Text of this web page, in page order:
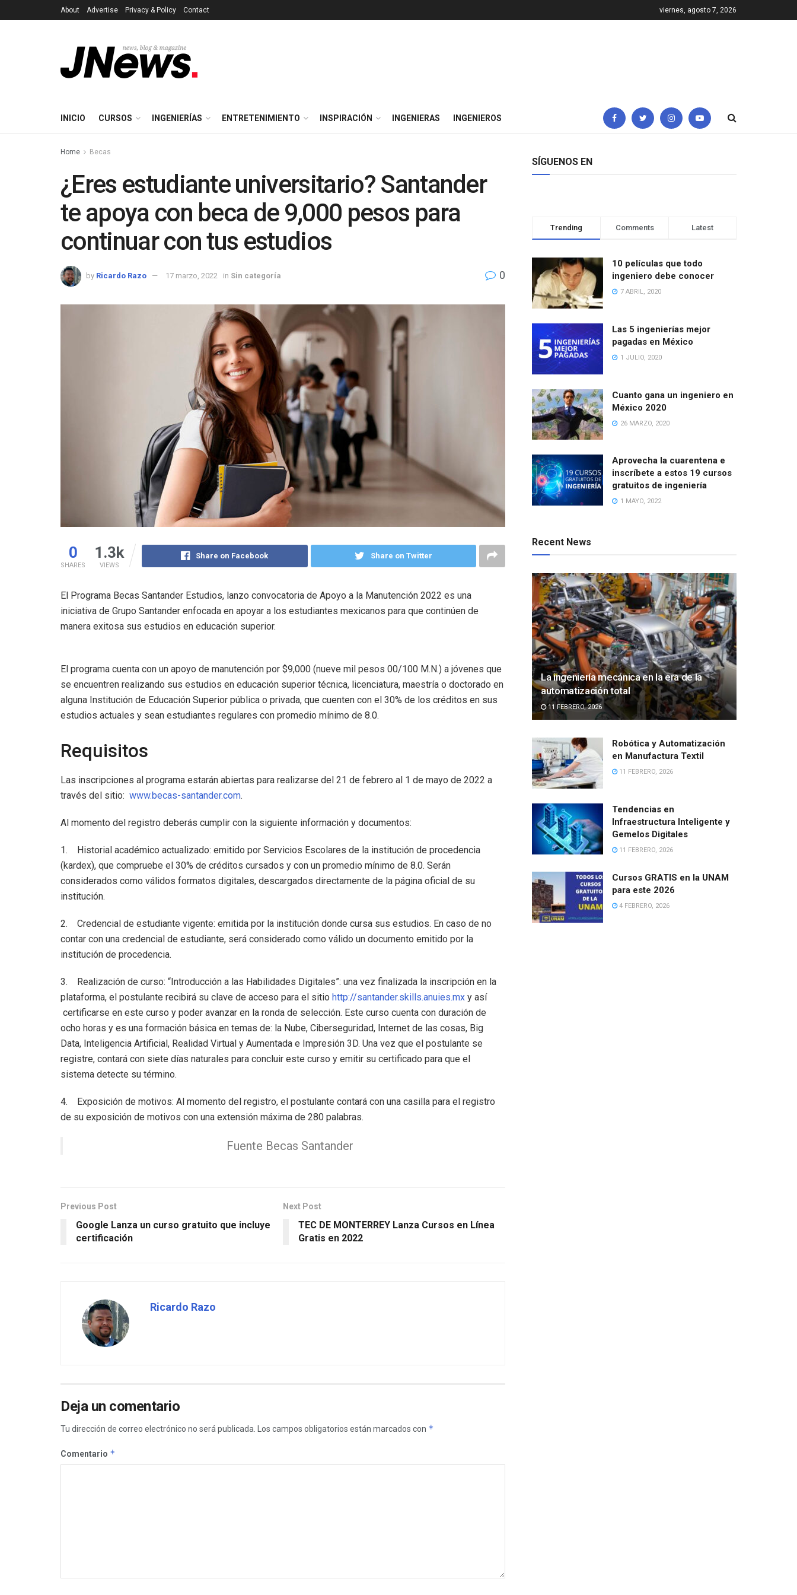
About Advertise Privacy & Policy Contact viernes, agosto 7, 2026
INICIO CURSOS INGENIERÍAS ENTRETENIMIENTO INSPIRACIÓN INGENIERAS INGENIEROS
Home Becas
¿Eres estudiante universitario? Santander
te apoya con beca de 9,000 pesos para
continuar con tus estudios
by Ricardo Razo 17 marzo, 2022 in Sin categoría 0
0
SHARES
1.3k
VIEWS
Share on Facebook Share on Twitter
El Programa Becas Santander Estudios, lanzo convocatoria de Apoyo a la Manutención 2022 es una
iniciativa de Grupo Santander enfocada en apoyar a los estudiantes mexicanos para que continúen de
manera exitosa sus estudios en educación superior.
El programa cuenta con un apoyo de manutención por $9,000 (nueve mil pesos 00/100 M.N.) a jóvenes que
se encuentren realizando sus estudios en educación superior técnica, licenciatura, maestría o doctorado en
alguna Institución de Educación Superior pública o privada, que cuenten con el 30% de los créditos en sus
estudios actuales y sean estudiantes regulares con promedio mínimo de 8.0.
Requisitos
Las inscripciones al programa estarán abiertas para realizarse del 21 de febrero al 1 de mayo de 2022 a
través del sitio: www.becas-santander.com.
Al momento del registro deberás cumplir con la siguiente información y documentos:
1. Historial académico actualizado: emitido por Servicios Escolares de la institución de procedencia
(kardex), que compruebe el 30% de créditos cursados y con un promedio mínimo de 8.0. Serán
considerados como válidos formatos digitales, descargados directamente de la página oficial de su
institución.
2. Credencial de estudiante vigente: emitida por la institución donde cursa sus estudios. En caso de no
contar con una credencial de estudiante, será considerado como válido un documento emitido por la
institución de procedencia.
3. Realización de curso: “Introducción a las Habilidades Digitales”: una vez finalizada la inscripción en la
plataforma, el postulante recibirá su clave de acceso para el sitio http://santander.skills.anuies.mx y así
certificarse en este curso y poder avanzar en la ronda de selección. Este curso cuenta con duración de
ocho horas y es una formación básica en temas de: la Nube, Ciberseguridad, Internet de las cosas, Big
Data, Inteligencia Artificial, Realidad Virtual y Aumentada e Impresión 3D. Una vez que el postulante se
registre, contará con siete días naturales para concluir este curso y emitir su certificado para que el
sistema detecte su término.
4. Exposición de motivos: Al momento del registro, el postulante contará con una casilla para el registro
de su exposición de motivos con una extensión máxima de 280 palabras.
Fuente Becas Santander
Previous Post
Google Lanza un curso gratuito que incluye
certificación
Next Post
TEC DE MONTERREY Lanza Cursos en Línea
Gratis en 2022
Ricardo Razo
Deja un comentario
Tu dirección de correo electrónico no será publicada. Los campos obligatorios están marcados con *
Comentario *
SÍGUENOS EN
Trending Comments Latest
10 películas que todo
ingeniero debe conocer
7 ABRIL, 2020
Las 5 ingenierías mejor
pagadas en México
1 JULIO, 2020
Cuanto gana un ingeniero en
México 2020
26 MARZO, 2020
Aprovecha la cuarentena e
inscríbete a estos 19 cursos
gratuitos de ingeniería
1 MAYO, 2022
Recent News
La ingeniería mecánica en la era de la
automatización total
11 FEBRERO, 2026
Robótica y Automatización
en Manufactura Textil
11 FEBRERO, 2026
Tendencias en
Infraestructura Inteligente y
Gemelos Digitales
11 FEBRERO, 2026
Cursos GRATIS en la UNAM
para este 2026
4 FEBRERO, 2026